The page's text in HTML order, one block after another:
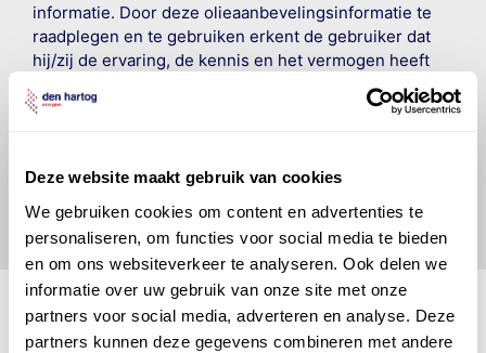
Deze website maakt gebruik van cookies
We gebruiken cookies om content en advertenties te
personaliseren, om functies voor social media te bieden
en om ons websiteverkeer te analyseren. Ook delen we
informatie over uw gebruik van onze site met onze
partners voor social media, adverteren en analyse. Deze
partners kunnen deze gegevens combineren met andere
informatie. Door deze olieaanbevelingsinformatie te
raadplegen en te gebruiken erkent de gebruiker dat
hij/zij de ervaring, de kennis en het vermogen heeft
om de vereiste onderhoudswerkzaamheden op een
veilige en verantwoorde manier uit te voeren. Hij/zij
veroorzaakt door een onjuiste interpretatie of een
onjuist gebruik van de gepubliceerde gegevens.